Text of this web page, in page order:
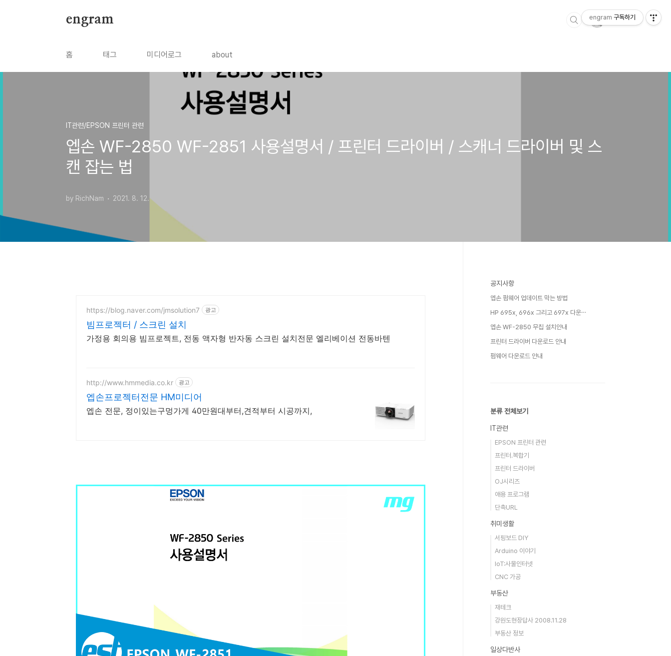
engram
홈 태그 미디어로그 about
IT관련/EPSON 프린터 관련
엡손 WF-2850 WF-2851 사용설명서 / 프린터 드라이버 / 스캐너 드라이버 및 스
캔 잡는 법
by RichNam 2021. 8. 12.
https://blog.naver.com/jmsolution7 광고
빔프로젝터 / 스크린 설치
가정용 회의용 빔프로젝트, 전동 액자형 반자동 스크린 설치전문 엘리베이션 전동바텐
http://www.hmmedia.co.kr 광고
엡손프로젝터전문 HM미디어
엡손 전문, 정이있는구멍가게 40만원대부터,견적부터 시공까지,
공지사항
엡손 펌웨어 업데이트 막는 방법
HP 695x, 696x 그리고 697x 다운⋯
엡손 WF-2850 무칩 설치안내
프린터 드라이버 다운로드 안내
펌웨어 다운로드 안내
분류 전체보기
IT관련
EPSON 프린터 관련
프린터.복합기
프린터 드라이버
OJ시리즈
애용 프로그램
단축URL
취미생활
서핑보드 DIY
Arduino 이야기
IoT:사물인터넷
CNC 가공
부동산
재테크
강원도현장답사 2008.11.28
부동산 정보
일상다반사
engram 구독하기